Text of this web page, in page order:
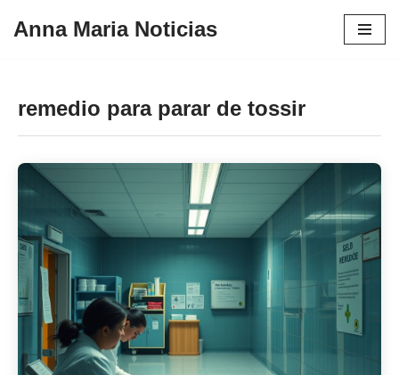
conteúdo
Anna Maria Noticias
remedio para parar de tossir